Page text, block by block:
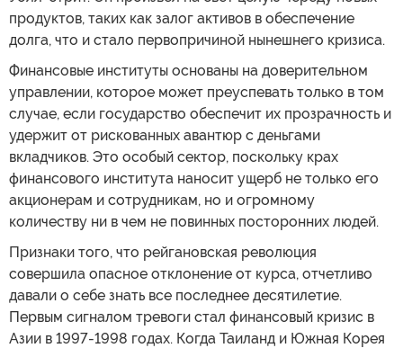
продуктов, таких как залог активов в обеспечение
долга, что и стало первопричиной нынешнего кризиса.
Финансовые институты основаны на доверительном
управлении, которое может преуспевать только в том
случае, если государство обеспечит их прозрачность и
удержит от рискованных авантюр с деньгами
вкладчиков. Это особый сектор, поскольку крах
финансового института наносит ущерб не только его
акционерам и сотрудникам, но и огромному
количеству ни в чем не повинных посторонних людей.
Признаки того, что рейгановская революция
совершила опасное отклонение от курса, отчетливо
давали о себе знать все последнее десятилетие.
Первым сигналом тревоги стал финансовый кризис в
Азии в 1997-1998 годах. Когда Таиланд и Южная Корея